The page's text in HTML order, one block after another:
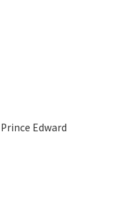
Edward